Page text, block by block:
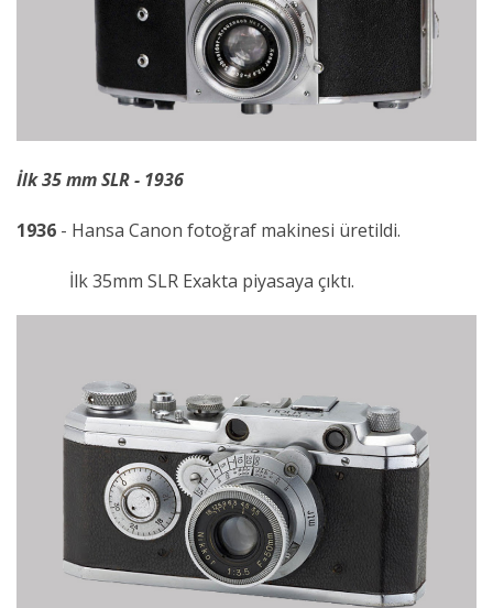
İlk 35 mm SLR - 1936
1936 - Hansa Canon fotoğraf makinesi üretildi.
İlk 35mm SLR Exakta piyasaya çıktı.